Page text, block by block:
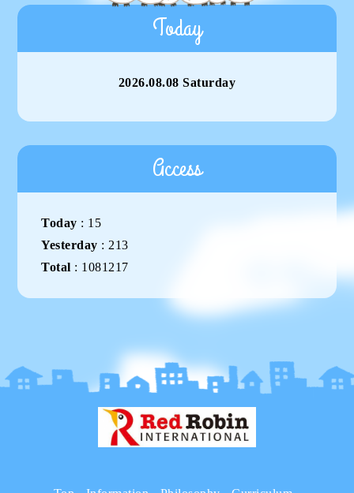
Today
2026.08.08 Saturday
Access
Today : 15
Yesterday :213
Total : 1081217